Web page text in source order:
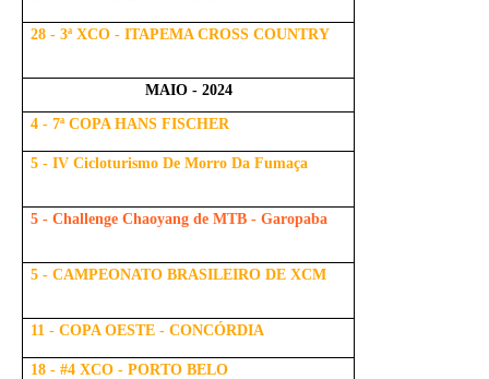
28 - 3ª XCO - ITAPEMA CROSS COUNTRY
MAIO - 2024
4 - 7ª COPA HANS FISCHER
5 - IV Cicloturismo De Morro Da Fumaça
5 - Challenge Chaoyang de MTB - Garopaba
5 - CAMPEONATO BRASILEIRO DE XCM
11 - COPA OESTE - CONCÓRDIA
18 - #4 XCO - PORTO BELO